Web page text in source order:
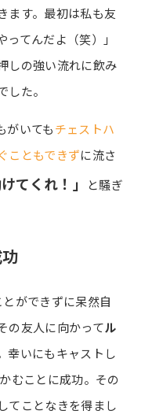
ます。最初は私も友
てんだよ（笑）」
しの強い流れに飲み
た。
がいてもチェストハ
こともできずに流さ
けてくれ！」
と騒ぎ
ができずに呆然自
の友人に向かってル
幸いにもキャストし
むことに成功。その
てことなきを得まし